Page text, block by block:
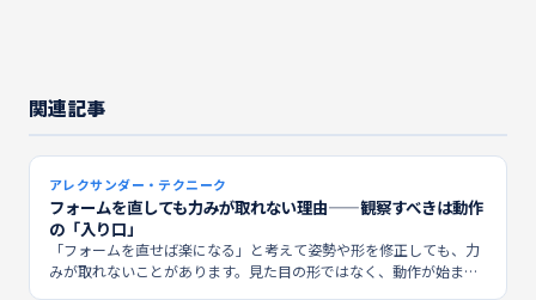
関連記事
アレクサンダー・テクニーク
フォームを直しても力みが取れない理由——観察すべきは動作
の「入り口」
「フォームを直せば楽になる」と考えて姿勢や形を修正しても、力
みが取れないことがあります。見た目の形ではなく、動作が始まる